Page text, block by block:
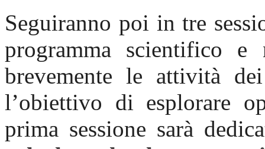
Seguiranno poi in tre
programma scientifico e
brevemente le attività
l’obiettivo di esplorare
prima sessione sarà